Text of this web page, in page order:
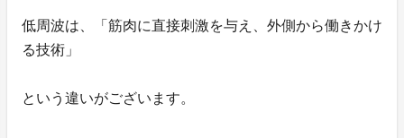
低周波は、「筋肉に直接刺激を与え、外側から働きかけ
る技術」
という違いがございます。